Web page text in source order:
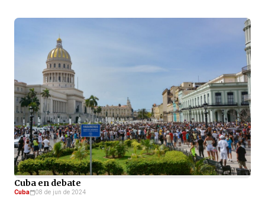
Cuba en debate
Cuba 08 de jun de 2024